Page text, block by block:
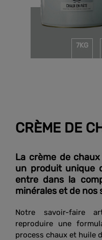
7KG
CRÈME DE
La crème de
un produit unique
entre dans la
minérales et de nos
Notre savoir-faire
reproduire une
process chaux et huile